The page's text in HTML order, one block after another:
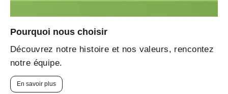
Pourquoi nous choisir
Découvrez notre histoire et nos valeurs, rencontez
notre équipe.
En savoir plus